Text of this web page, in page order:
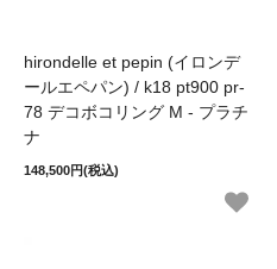
hirondelle et pepin (イロンデ
ールエペパン) / k18 pt900 pr-
78 デコボコリング M - プラチ
ナ
148,500円(税込)